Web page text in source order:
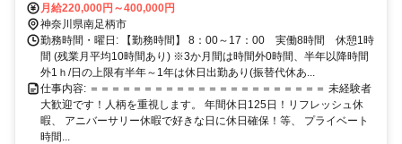
月給220,000円～400,000円
神奈川県南足柄市
勤務時間・曜日: 【勤務時間】 8：00～17：00 実働8時間 休憩1時
間 (残業月平均10時間あり) ※3か月間は時間外0時間、半年以降時間
外1ｈ/日の上限有半年～1年は休日出勤あり(振替代休あ...
仕事内容: ＝＝＝＝＝＝＝＝＝＝＝＝＝＝＝＝＝＝＝＝＝＝ 未経験者
大歓迎です！人柄を重視します。 年間休日125日！リフレッシュ休
暇、 アニバーサリー休暇で好きな日に休日確保！等、 プライベート
時間...